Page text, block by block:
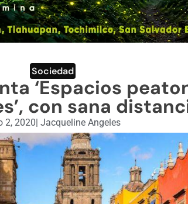
Sociedad
‘Espacios
con sana
2, 2020 Jacqueline Angeles